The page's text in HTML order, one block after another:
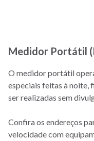
Medidor Portátil
O medidor portátil
especiais feitas à noite,
ser realizadas sem
Confira os endereços
velocidade com